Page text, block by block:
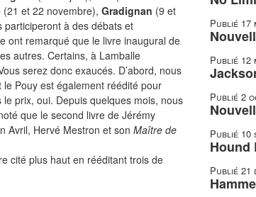
(21 et 22 novembre), Gradignan (9 et
participeront à des débats et
ont remarqué que le livre inaugural de
autres. Certains, à Lamballe
serez donc exaucés. D’abord, nous
Pouy est également réédité pour
prix, oui. Depuis quelques mois, nous
que le second livre de Jérémy
Avril, Hervé Mestron et son Maître de
cité plus haut en rééditant trois de
Publié 17
Publié 12
Publié 2
Publié 10
Hound
Publié 21